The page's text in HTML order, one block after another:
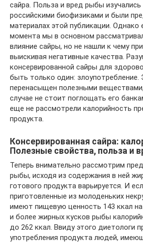
сайра. Польза и вред рыбы
российскими биофизиками и были
материалах этой публикации. Однако
момента мы в основном
влияние сайры, но не нашли к чему
выискивая негативные качества.
консервированной сайры для
быть только один:
перенасыщен полезными
случае не стоит поглощать его
еще не рассмотрели калорийность
продукта.
Консервированная сайра:
Полезные свойства, польза и
Теперь внимательно рассмотрим
рыбы, исходя из содержания в ней
готового продукта варьируется. И
приготовленные из молоденьких
имеют пищевую ценность 143 ккал на
и более жирных кусков рыбы
до 262 ккал. Ввиду этого диетологи
употребления продукта людей,